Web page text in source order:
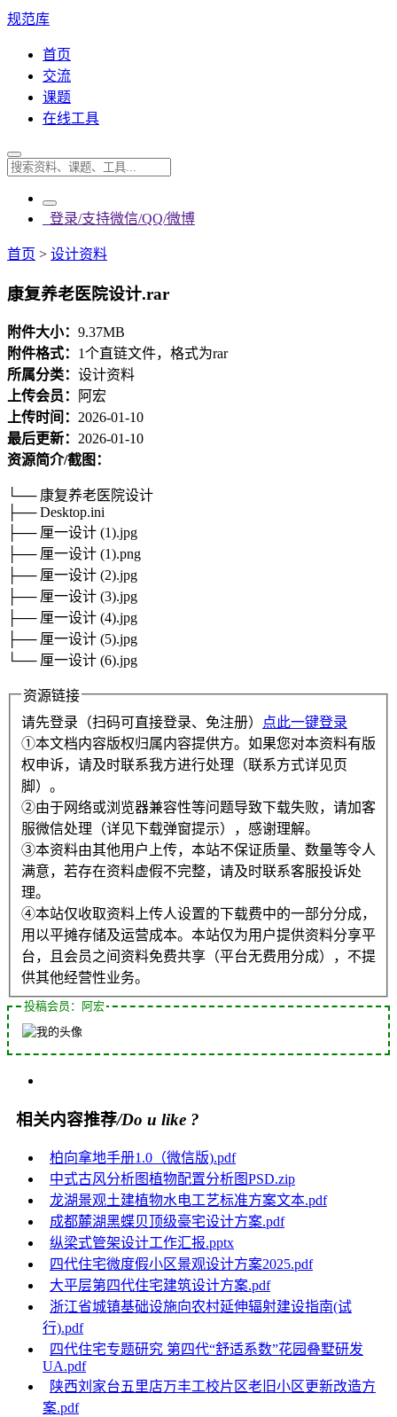
规范库
首页
交流
课题
在线工具
登录/支持微信/QQ/微博
首页 > 设计资料
康复养老医院设计.rar
附件大小： 9.37MB
附件格式： 1个直链文件，格式为rar
所属分类： 设计资料
上传会员：
阿宏
上传时间： 2026-01-10
最后更新： 2026-01-10
资源简介/截图：
└── 康复养老医院设计
├── Desktop.ini
├── 厘一设计 (1).jpg
├── 厘一设计 (1).png
├── 厘一设计 (2).jpg
├── 厘一设计 (3).jpg
├── 厘一设计 (4).jpg
├── 厘一设计 (5).jpg
└── 厘一设计 (6).jpg
资源链接
请先登录（扫码可直接登录、免注册）
点此一键登录
①本文档内容版权归属内容提供方。如果您对本资料有版
权申诉，请及时联系我方进行处理（联系方式详见页
脚）。
②由于网络或浏览器兼容性等问题导致下载失败，请加客
服微信处理（详见下载弹窗提示），感谢理解。
③本资料由其他用户上传，本站不保证质量、数量等令人
满意，若存在资料虚假不完整，请及时联系客服投诉处
理。
④本站仅收取资料上传人设置的下载费中的一部分分成，
用以平摊存储及运营成本。本站仅为用户提供资料分享平
台，且会员之间资料免费共享（平台无费用分成），不提
供其他经营性业务。
投稿会员：阿宏
相关内容推荐/Do u like ?
柏向拿地手册1.0（微信版).pdf
中式古风分析图植物配置分析图PSD.zip
龙湖景观土建植物水电工艺标准方案文本.pdf
成都麓湖黑蝶贝顶级豪宅设计方案.pdf
纵梁式管架设计工作汇报.pptx
四代住宅微度假小区景观设计方案2025.pdf
大平层第四代住宅建筑设计方案.pdf
浙江省城镇基础设施向农村延伸辐射建设指南(试
行).pdf
四代住宅专题研究 第四代“舒适系数”花园叠墅研发
UA.pdf
陕西刘家台五里店万丰工校片区老旧小区更新改造方
案.pdf